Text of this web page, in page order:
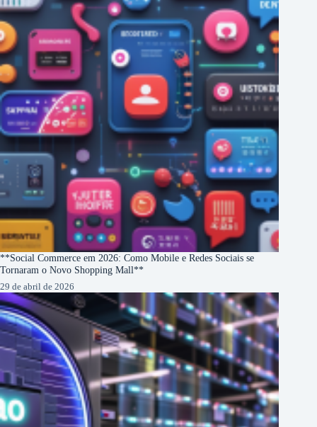
**Social Commerce em 2026: Como Mobile e Redes Sociais se
Tornaram o Novo Shopping Mall**
29 de abril de 2026